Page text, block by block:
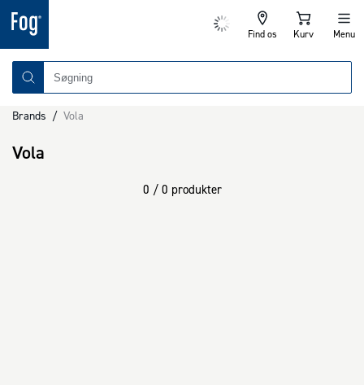
Find os Kurv Menu
Brands / Vola
Vola
0 / 0 produkter